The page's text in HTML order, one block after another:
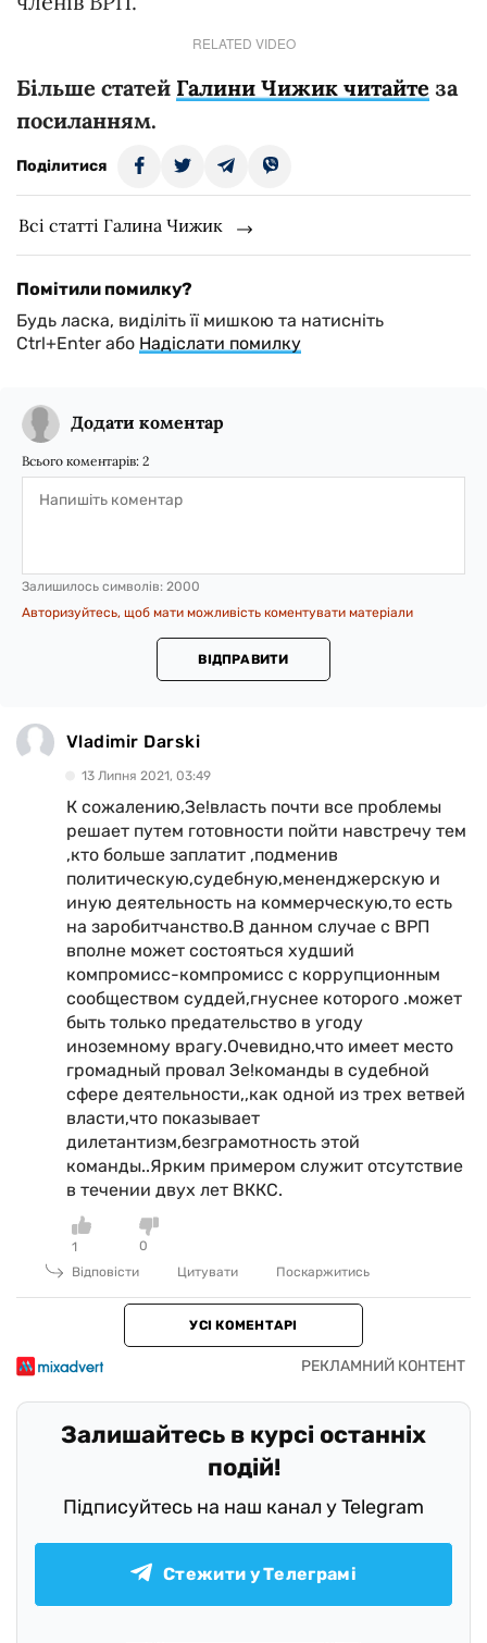
RELATED VIDEO
Більше статей Галини Чижик читайте за
посиланням.
Поділитися
Всі статті Галина Чижик
Помітили помилку?
Будь ласка, виділіть її мишкою та натисніть
Ctrl+Enter або Надіслати помилку
Додати коментар
Всього коментарів: 2
Залишилось символів: 2000
Авторизуйтесь, щоб мати можливість коментувати матеріали
ВІДПРАВИТИ
Vladimir Darski
13 Липня 2021, 03:49
К сожалению,Зе!власть почти все проблемы
решает путем готовности пойти навстречу тем
,кто больше заплатит ,подменив
политическую,судебную,мененджерскую и
иную деятельность на коммерческую,то есть
на заробитчанство.В данном случае с ВРП
вполне может состояться худший
компромисс-компромисс с коррупционным
сообществом суддей,гнуснее которого .может
быть только предательство в угоду
иноземному врагу.Очевидно,что имеет место
громадный провал Зе!команды в судебной
сфере деятельности,,как одной из трех ветвей
власти,что показывает
дилетантизм,безграмотность этой
команды..Ярким примером служит отсутствие
в течении двух лет ВККС.
1
0
Відповісти
Цитувати Поскаржитись
УСІ КОМЕНТАРІ
Залишайтесь в курсі останніх
подій!
Підписуйтесь на наш канал у Telegram
Стежити у Телеграмі